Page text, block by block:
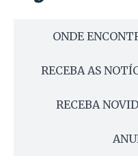
ONDE
RECEBA AS
RECEBA